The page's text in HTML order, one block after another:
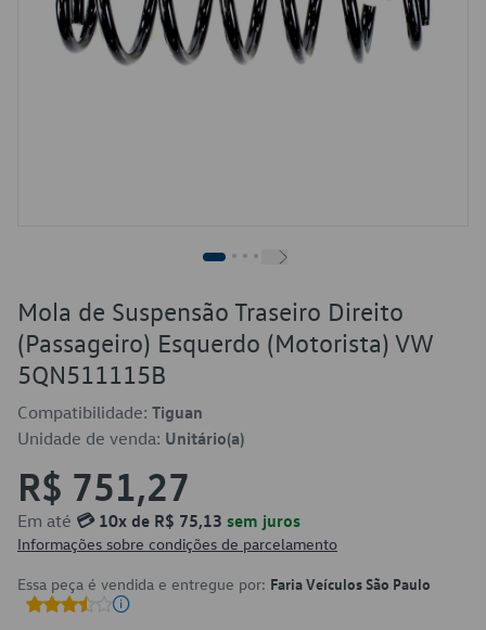
Mola de Suspensão Traseiro Direito
(Passageiro) Esquerdo (Motorista) VW
5QN511115B
Compatibilidade: Tiguan
Unidade de venda: Unitário(a)
R$ 751,27
Em até 💳 10x de R$ 75,13 sem juros
Informações sobre condições de parcelamento
Essa peça é vendida e entregue por: Faria Veículos São Paulo